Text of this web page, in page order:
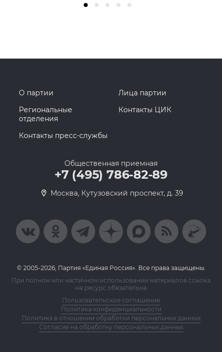
О партии
Лица партии
Региональные
отделения
Контакты ЦИК
Контакты пресс-службы
Общественная приемная
+7 (495) 786-82-89
Москва, Кутузовский проспект, д. 39
© 2005-2026, Партия «Единая Россия». Все права защищены.
При полном или частичном использовании материалов ссылка
на ресурс обязательна
Пользовательское соглашение
Политика конфиденциальности
Политика в отношении обработки персональных данных
Согласие на обработку персональных данных